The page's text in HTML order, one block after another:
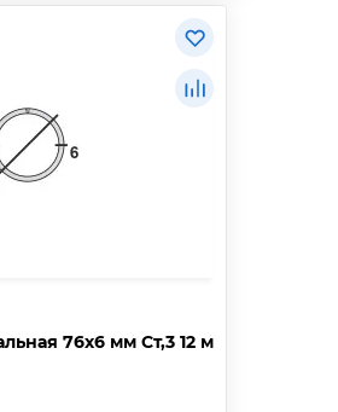
76х6 мм Ст,3 12 м